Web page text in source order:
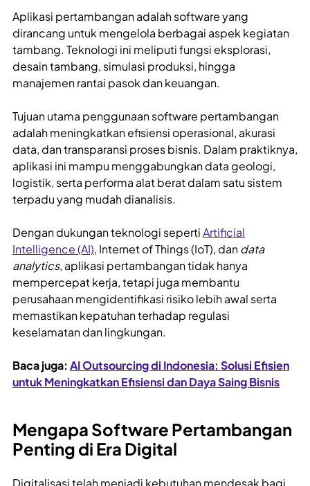
Aplikasi pertambangan adalah software yang
dirancang untuk mengelola berbagai aspek kegiatan
tambang. Teknologi ini meliputi fungsi eksplorasi,
desain tambang, simulasi produksi, hingga
manajemen rantai pasok dan keuangan.
Tujuan utama penggunaan software pertambangan
adalah meningkatkan efisiensi operasional, akurasi
data, dan transparansi proses bisnis. Dalam praktiknya,
aplikasi ini mampu menggabungkan data geologi,
logistik, serta performa alat berat dalam satu sistem
terpadu yang mudah dianalisis.
Dengan dukungan teknologi sepertiArtificial
Intelligence (AI), Internet of Things (IoT), dandata
analytics, aplikasi pertambangan tidak hanya
mempercepat kerja, tetapi juga membantu
perusahaan mengidentifikasi risiko lebih awal serta
memastikan kepatuhan terhadap regulasi
keselamatan dan lingkungan.
Baca juga: AI Outsourcing di Indonesia: Solusi Efisien
untuk Meningkatkan Efisiensi dan Daya Saing Bisnis
Mengapa Software Pertambangan
Penting di Era Digital
Digitalisasi telah menjadi kebutuhan mendesak bagi